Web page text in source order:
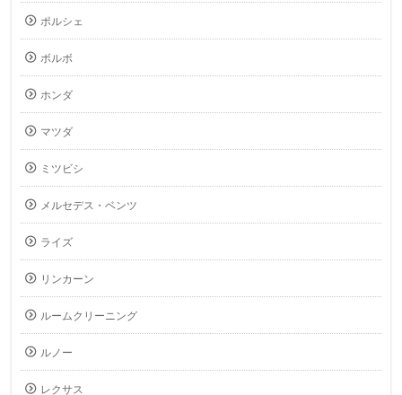
ポルシェ
ボルボ
ホンダ
マツダ
ミツビシ
メルセデス・ベンツ
ライズ
リンカーン
ルームクリーニング
ルノー
レクサス